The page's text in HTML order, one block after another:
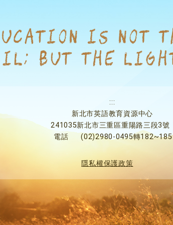
:::
新北市英語教育資源中心
241035新北市三重區重陽路三段3號
電話
(02)2980-0495轉182~185
隱私權保護政策